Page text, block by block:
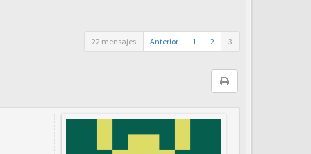
22 mensajes Anterior 1 2 3